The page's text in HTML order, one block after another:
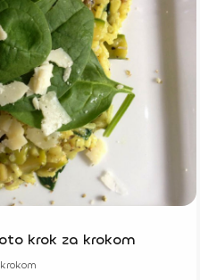
krok za krokom